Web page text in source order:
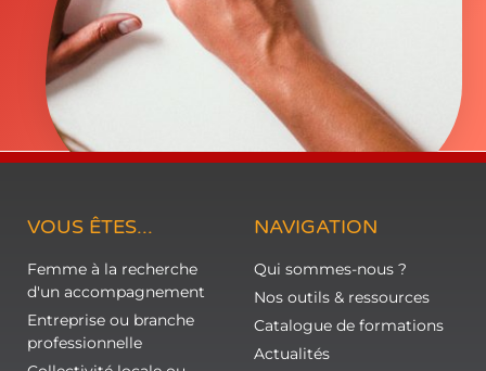
VOUS ÊTES...
Femme à la recherche
d'un accompagnement
Entreprise ou branche
professionnelle
NAVIGATION
Qui sommes-nous ?
Nos outils & ressources
Catalogue de formations
Actualités